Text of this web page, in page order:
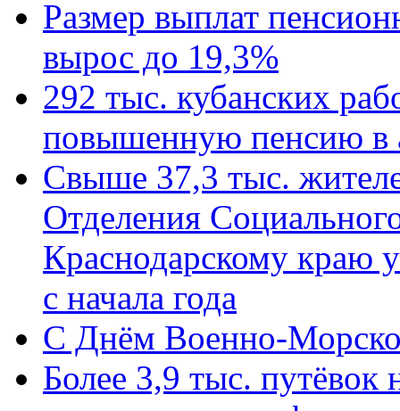
Размер выплат
вырос до 19,3%
292 тыс. кубанских
повышенную пенсию в
Свыше 37,3 тыс.
Отделения
Краснодарскому краю
с начала года
C Днём Военно-
Более 3,9 тыс. путёвок